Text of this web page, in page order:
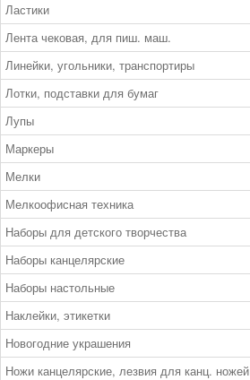
Ластики
Лента чековая, для пиш. маш.
Линейки, угольники, транспортиры
Лотки, подставки для бумаг
Лупы
Маркеры
Мелки
Мелкоофисная техника
Наборы для детского творчества
Наборы канцелярские
Наборы настольные
Наклейки, этикетки
Новогодние украшения
Ножи канцелярские, лезвия для канц. ножей